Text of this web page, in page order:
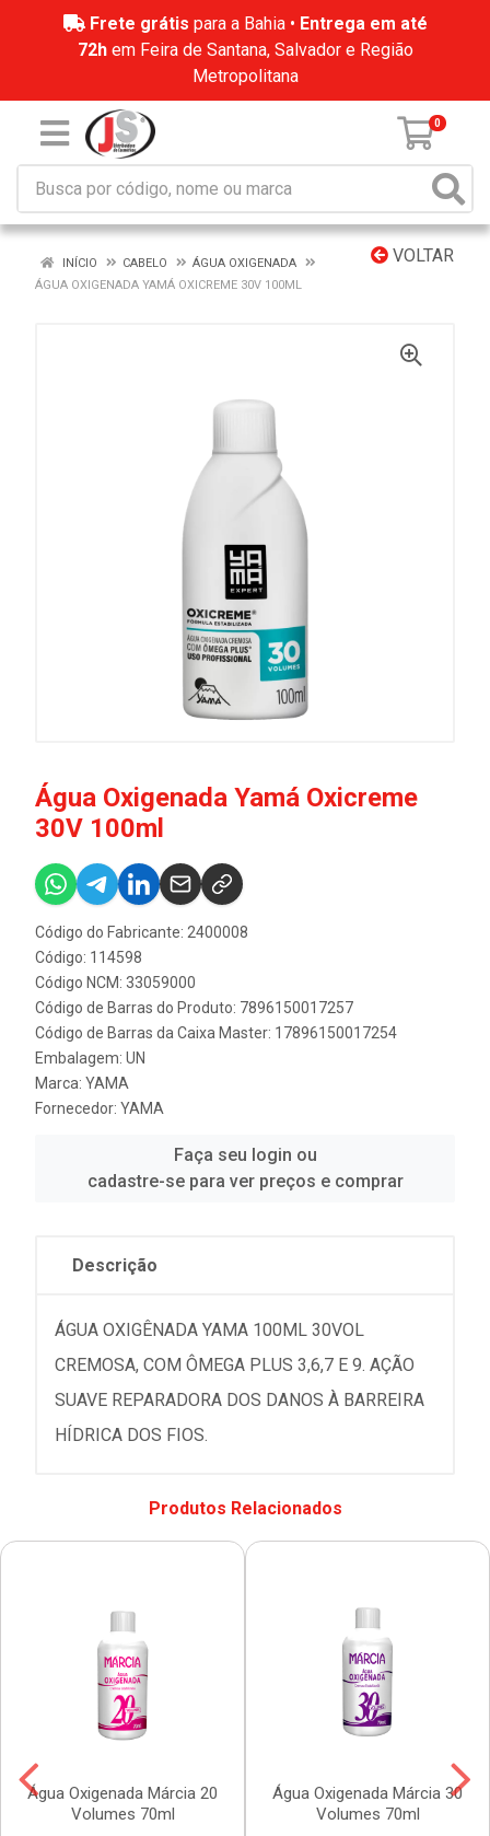
Frete grátis para a Bahia • Entrega em até
72hem Feira de Santana, Salvador e Região
Metropolitana
0
VOLTAR
INÍCIO CABELO
ÁGUA OXIGENADA
ÁGUA OXIGENADA YAMÁ OXICREME 30V 100ML
Água Oxigenada Yamá Oxicreme
30V 100ml
Código do Fabricante: 2400008
Código: 114598
Código NCM: 33059000
Código de Barras do Produto: 7896150017257
Código de Barras da Caixa Master: 17896150017254
Embalagem: UN
Marca: YAMA
Fornecedor: YAMA
Faça seu login ou
cadastre-se para ver preços e comprar
Descrição
ÁGUA OXIGÊNADA YAMA 100ML 30VOL
CREMOSA, COM ÔMEGA PLUS 3,6,7 E 9. AÇÃO
SUAVE REPARADORA DOS DANOS À BARREIRA
HÍDRICA DOS FIOS.
Produtos Relacionados
Água Oxigenada Márcia 20
Volumes 70ml
Água Oxigenada Márcia 30
Volumes 70ml